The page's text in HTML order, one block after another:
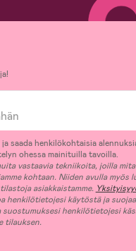
saada henkilökohtaisia
ohessa mainituilla tavoilla.
vastaavia tekniikoita, joilla
kohtaan. Niiden avulla myös
asiakkaistamme.
henkilötietojesi käytöstä ja
henkilötietojesi
tilauksen.